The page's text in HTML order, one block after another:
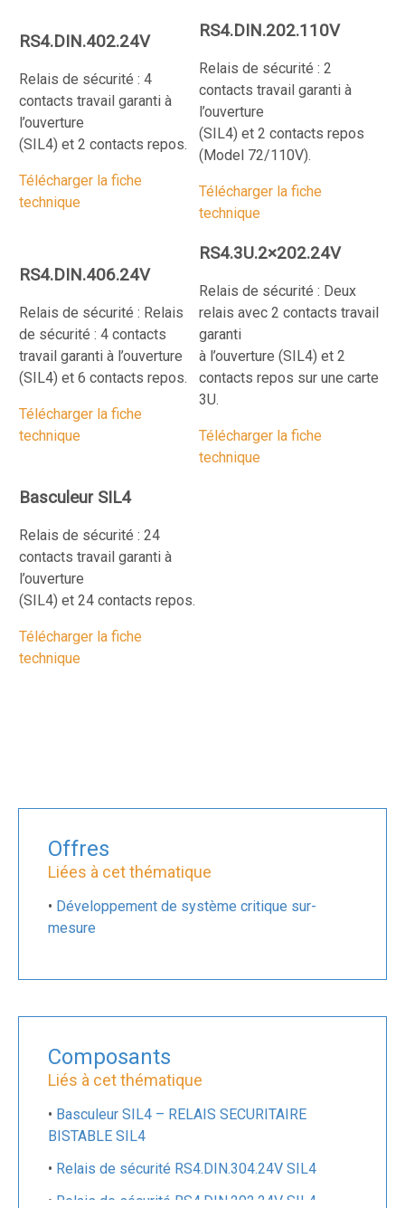
RS4.DIN.402.24V
Relais de sécurité : 4
contacts travail garanti à
l’ouverture
(SIL4) et 2 contacts repos.
Télécharger la fiche
technique
RS4.DIN.202.110V
Relais de sécurité : 2
contacts travail garanti à
l’ouverture
(SIL4) et 2 contacts repos
(Model 72/110V).
Télécharger la fiche
technique
RS4.DIN.406.24V
Relais de sécurité : Relais
de sécurité : 4 contacts
travail garanti à l’ouverture
(SIL4) et 6 contacts repos.
Télécharger la fiche
technique
RS4.3U.2×202.24V
Relais de sécurité : Deux
relais avec 2 contacts travail
garanti
à l’ouverture (SIL4) et 2
contacts repos sur une carte
3U.
Télécharger la fiche
technique
Basculeur SIL4
Relais de sécurité : 24
contacts travail garanti à
l’ouverture
(SIL4) et 24 contacts repos.
Télécharger la fiche
technique
Offres
Liées à cet thématique
• Développement de système critique sur-
mesure
Composants
Liés à cet thématique
• Basculeur SIL4 – RELAIS SECURITAIRE
BISTABLE SIL4
• Relais de sécurité RS4.DIN.304.24V SIL4
• Relais de sécurité RS4.DIN.202.24V SIL4